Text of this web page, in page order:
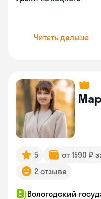
Читать дальше
5 от 1590 ₽
2 отзыва
Вологодский